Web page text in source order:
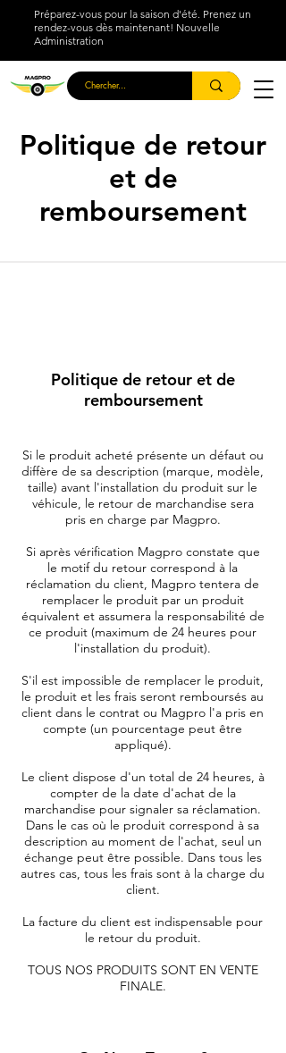
Préparez-vous pour la saison d'été. Prenez un
rendez-vous dès maintenant! Nouvelle
Administration
Politique de retour
et de
remboursement
Politique de retour et de
remboursement
Si le produit acheté présente un défaut ou
diffère de sa description (marque, modèle,
taille) avant l'installation du produit sur le
véhicule, le retour de marchandise sera
pris en charge par Magpro.
Si après vérification Magpro constate que
le motif du retour correspond à la
réclamation du client, Magpro tentera de
remplacer le produit par un produit
équivalent et assumera la responsabilité de
ce produit (maximum de 24 heures pour
l'installation du produit).
S'il est impossible de remplacer le produit,
le produit et les frais seront remboursés au
client dans le contrat ou Magpro l'a pris en
compte (un pourcentage peut être
appliqué).
Le client dispose d'un total de 24 heures, à
compter de la date d'achat de la
marchandise pour signaler sa réclamation.
Dans le cas où le produit correspond à sa
description au moment de l'achat, seul un
échange peut être possible. Dans tous les
autres cas, tous les frais sont à la charge du
client.
La facture du client est indispensable pour
le retour du produit.
TOUS NOS PRODUITS SONT EN VENTE
FINALE.